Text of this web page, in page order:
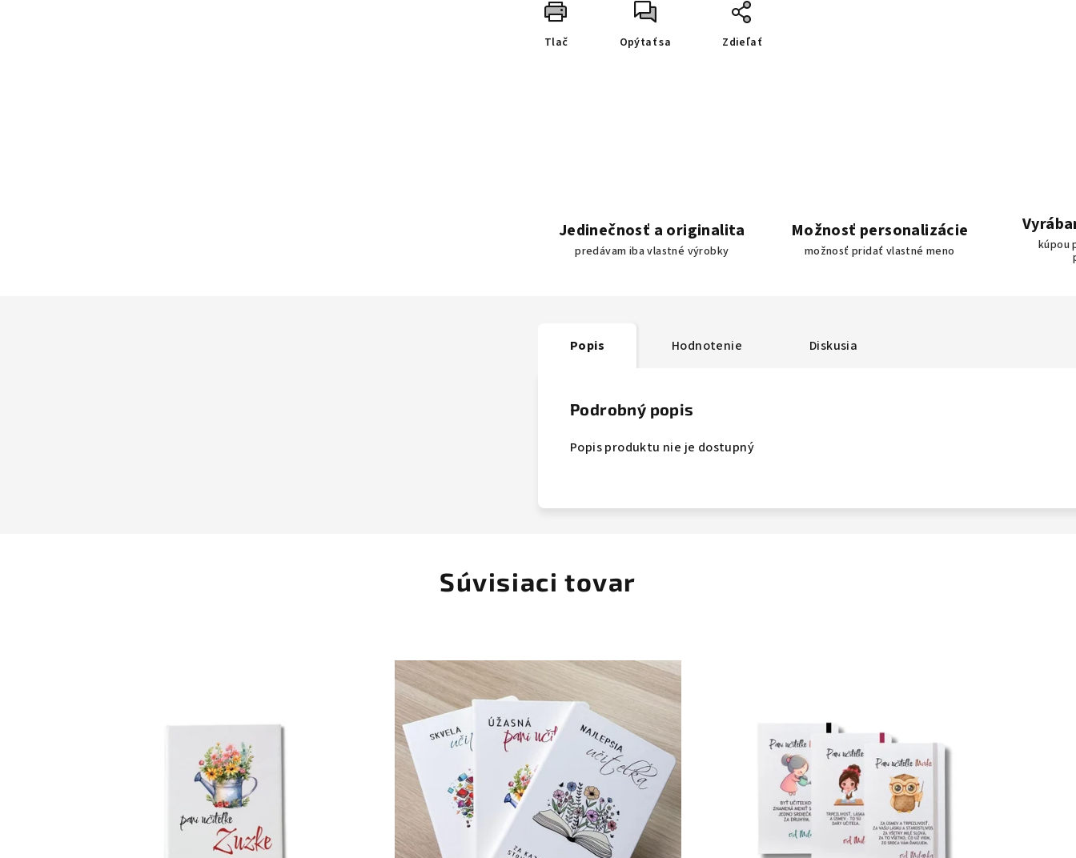
Tlač Opýtať sa Zdieľať
Jedinečnosť a originalita
predávam iba vlastné výrobky
Možnosť personalizácie
možnosť pridať vlastné meno
kúpou
Popis Hodnotenie Diskusia
Podrobný popis
Popis produktu nie je dostupný
Súvisiaci tovar